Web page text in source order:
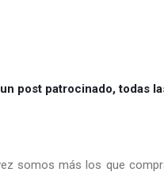
post patrocinado, todas
somos más los que